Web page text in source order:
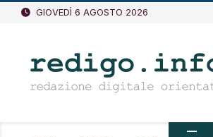
Vai
GIOVEDÌ 6 AGOSTO 2026